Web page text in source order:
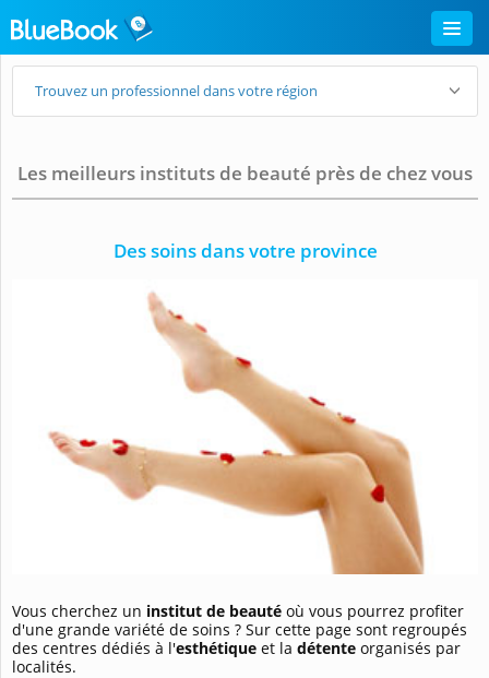
Trouvez un professionnel dans votre région
Les meilleurs instituts de beauté près de chez vous
Des soins dans votre province
Vous cherchez un institut de beauté où vous pourrez profiter
d'une grande variété de soins ? Sur cette page sont regroupés
des centres dédiés à l'esthétique et la détente organisés par
localités.